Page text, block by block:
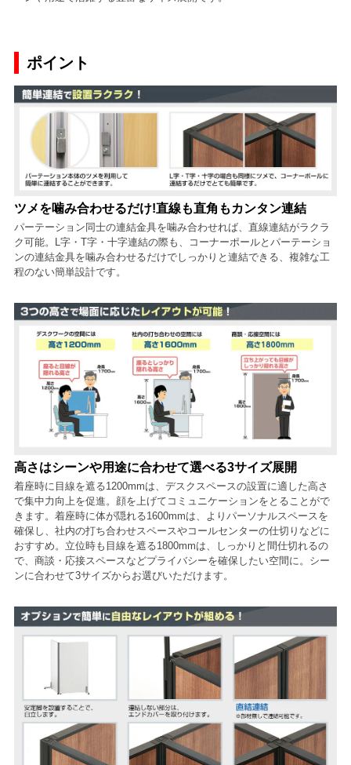
ポイント
ツメを噛み合わせるだけ!直線も直角もカンタン連結
パーテーション同士の連結金具を噛み合わせれば、直線連結がラクラ
ク可能。L字・T字・十字連結の際も、コーナーポールとパーテーショ
ンの連結金具を噛み合わせるだけでしっかりと連結できる、複雑な工
程のない簡単設計です。
高さはシーンや用途に合わせて選べる3サイズ展開
着座時に目線を遮る1200mmは、デスクスペースの設置に適した高さ
で集中力向上を促進。顔を上げてコミュニケーションをとることがで
きます。着座時に体が隠れる1600mmは、よりパーソナルスペースを
確保し、社内の打ち合わせスペースやコールセンターの仕切りなどに
おすすめ。立位時も目線を遮る1800mmは、しっかりと間仕切れるの
で、商談・応接スペースなどプライバシーを確保したい空間に。シー
ンに合わせて3サイズからお選びいただけます。